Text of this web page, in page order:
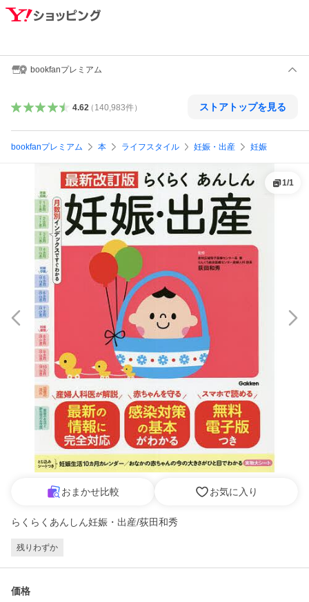
bookfanプレミアム
4.62（ 140,983件） ストアトップを見る
bookfanプレミアム 本 ライフスタイル 妊娠・出産 妊娠
1/1
おまかせ比較 お気に入り
らくらくあんしん妊娠・出産/荻田和秀
残りわずか
価格